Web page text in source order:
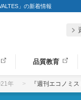
」の新着情報
品質教育
年 『週刊エコノミ